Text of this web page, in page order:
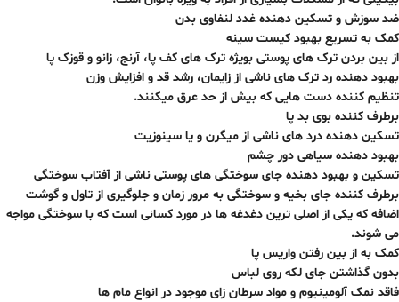
ضد سوزش و تسکین دهنده غدد لنفاوی بدن
کمک به تسریع بهبود کیست سینه
از بین بردن ترک های پوستی بویژه ترک های کف پا، آرنج، زانو و قوزک پا
بهبود دهنده رد ترک های ناشی از زایمان، رشد قد و افزایش وزن
تنظیم کننده دست هایی که بیش از حد عرق میکنند.
برطرف کننده بوی بد پا
تسکین دهنده درد های ناشی از میگرن و یا سینوزیت
بهبود دهنده سیاهی دور چشم
تسکین و بهبود دهنده جای سوختگی های پوستی ناشی از آفتاب سوختگی
برطرف کننده جای بخیه و سوختگی به مرور زمان و جلوگیری از تاول و گوشت
اضافه که یکی از اصلی ترین دغدغه ها در مورد کسانی است که با سوختگی مواجه
می شوند.
کمک به از بین رفتن واریس پا
بدون گذاشتن جای لکه روی لباس
فاقد نمک آلومینیوم و مواد سرطان زای موجود در انواع مام ها